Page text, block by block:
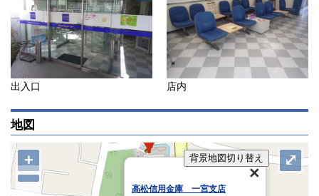
出入口 店内
地図
背景地図切り替え
高松信用金庫 一宮支店
+ ⤢